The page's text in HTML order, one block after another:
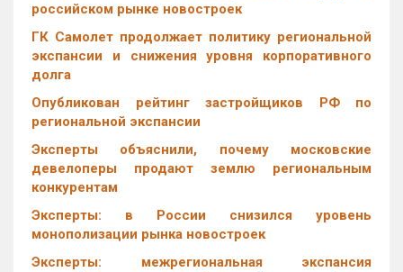
российском рынке новостроек
ГК Самолет продолжает политику региональной
экспансии и снижения уровня корпоративного
долга
Опубликован рейтинг застройщиков РФ по
региональной экспансии
Эксперты объяснили, почему московские
девелоперы продают землю региональным
конкурентам
Эксперты: в России снизился уровень
монополизации рынка новостроек
Эксперты: межрегиональная экспансия